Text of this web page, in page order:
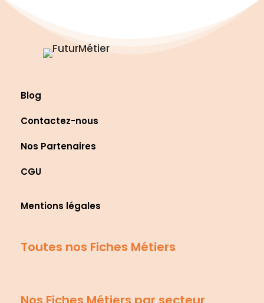
Blog
Contactez-nous
Nos Partenaires
CGU
Mentions légales
Toutes nos Fiches Métiers